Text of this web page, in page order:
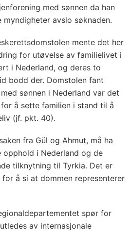
med sønnen da han
myndigheter avslo søknaden.
mente det her
for utøvelse av familielivet i
i Nederland, og deres to
bodd der. Domstolen fant
sønnen i Nederland var det
å sette familien i stand til å
(jf. pkt. 40).
fra Gül og Ahmut, må ha
i Nederland og de
tilknytning til Tyrkia. Det er
å si at dommen representerer
spør for
av internasjonale